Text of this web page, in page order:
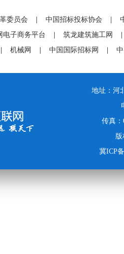
委员会 中国招标投标协会
电子商务平台 筑龙建筑施工网
机械网 中国国际招标网
地址：河
传真
冀ICP